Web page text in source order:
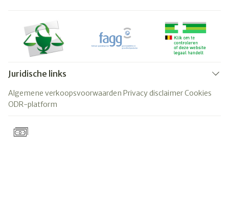
Juridische links
Algemene verkoopsvoorwaarden Privacy disclaimerCookies
ODR-platform